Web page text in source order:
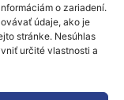
o zariadení.
údaje, ako je
stránke. Nesúhlas
určité vlastnosti a